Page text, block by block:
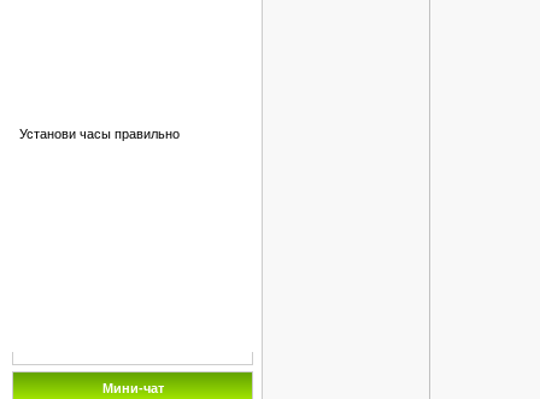
Установи часы правильно
Мини-чат